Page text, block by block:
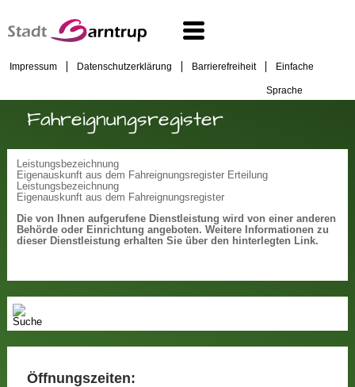
Impressum Datenschutzerklärung Barrierefreiheit Einfache
Sprache
Fahreignungsregister
Leistungsbezeichnung
Eigenauskunft aus dem Fahreignungsregister Erteilung
Leistungsbezeichnung
Eigenauskunft aus dem Fahreignungsregister
Die von Ihnen aufgerufene Dienstleistung wird von einer anderen
Behörde oder Einrichtung angeboten. Weitere Informationen zu
dieser Dienstleistung erhalten Sie über den hinterlegten Link.
Öffnungszeiten: